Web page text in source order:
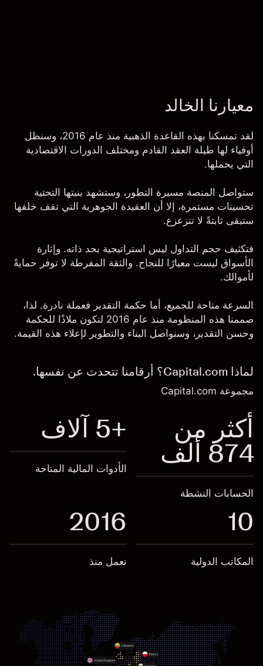
معيارنا الخالد
لقد تمسكنا بهذه القاعدة الذهبية منذ عام 2016، وسنظل
أوفياء لها طيلة العقد القادم ومختلف الدورات الاقتصادية
التي يحملها.
ستواصل المنصة مسيرة التطور، وستشهد بنيتها التحتية
تحسينات مستمرة، إلا أن العقيدة الجوهرية التي تقف خلفها
ستبقى ثابتةً لا تتزعزع.
فتكثيف حجم التداول ليس استراتيجية بحد ذاته. وإثارة
الأسواق ليست معيارًا للنجاح. والثقة المفرطة لا توفر حمايةً
لأموالك.
السرعة متاحة للجميع، أما حكمة التقدير فعملة نادرة. لذا،
صممنا هذه المنظومة منذ عام 2016 لتكون ملاذًا للحكمة
وحسن التقدير، وسنواصل البناء والتطوير لإعلاء هذه القيمة.
لماذا Capital.com؟ أرقامنا تتحدث عن نفسها.
مجموعة Capital.com
أكثر من
874 ألف
الحسابات النشطة
+5 آلاف
الأدوات المالية المتاحة
10
المكاتب الدولية
2016
نعمل منذ